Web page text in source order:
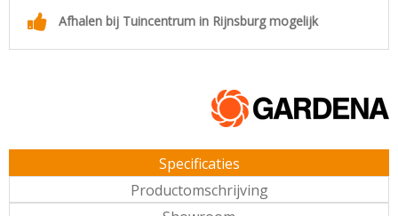
Afhalen bij Tuincentrum in Rijnsburg mogelijk
Specificaties
Productomschrijving